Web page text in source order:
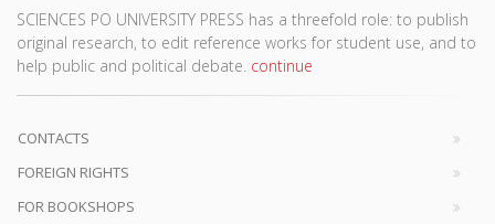
SCIENCES PO UNIVERSITY PRESS has a threefold role: to publish
original research, to edit reference works for student use, and to
help public and political debate. continue
CONTACTS
FOREIGN RIGHTS
FOR BOOKSHOPS